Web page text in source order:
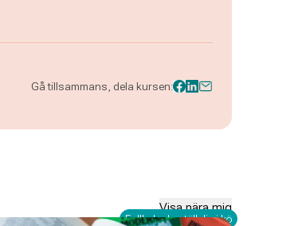
Gå tillsammans, dela kursen:
Visa nära mig
Fullbokad - ställ dig i kö